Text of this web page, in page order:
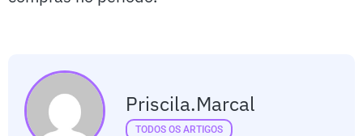
Priscila.marcal
TODOS OS ARTIGOS